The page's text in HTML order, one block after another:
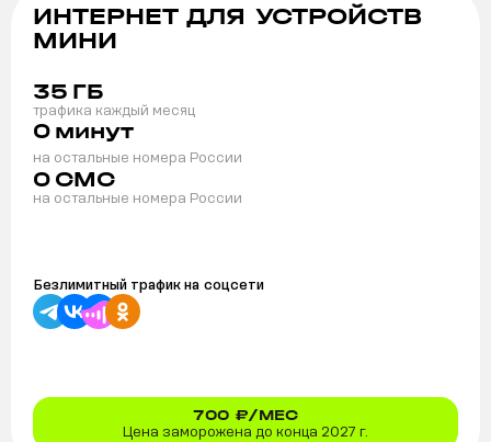
ИНТЕРНЕТ ДЛЯ УСТРОЙСТВ
МИНИ
35 ГБ
трафика каждый месяц
0 минут
на остальные номера России
0 СМС
на остальные номера России
Безлимитный трафик на соцсети
700 ₽/МЕС
Цена заморожена до конца 2027 г.